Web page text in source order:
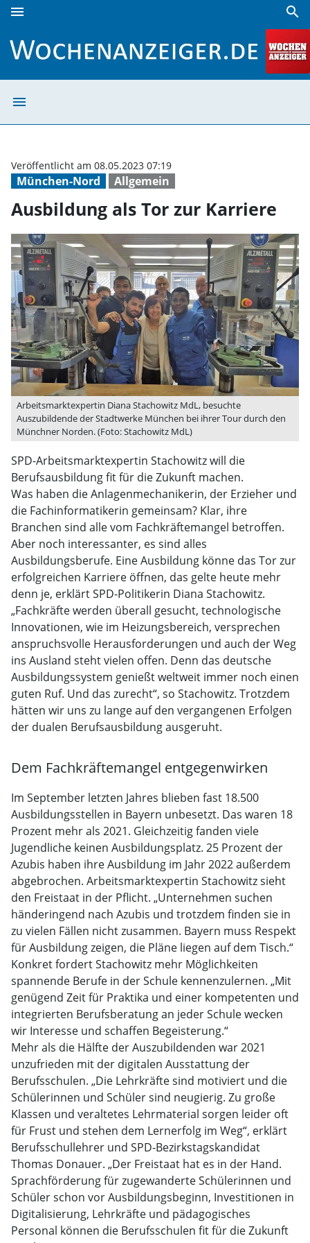
menu search
menu
München-Nord Allgemein
Veröffentlicht am 08.05.2023 07:19
Ausbildung als Tor zur Karriere
Arbeitsmarktexpertin Diana Stachowitz MdL, besuchte
Auszubildende der Stadtwerke München bei ihrer Tour durch den
Münchner Norden. (Foto: Stachowitz MdL)
SPD-Arbeitsmarktexpertin Stachowitz will die
Berufsausbildung fit für die Zukunft machen.
Was haben die Anlagenmechanikerin, der Erzieher und
die Fachinformatikerin gemeinsam? Klar, ihre
Branchen sind alle vom Fachkräftemangel betroffen.
Aber noch interessanter, es sind alles
Ausbildungsberufe. Eine Ausbildung könne das Tor zur
erfolgreichen Karriere öffnen, das gelte heute mehr
denn je, erklärt SPD-Politikerin Diana Stachowitz.
„Fachkräfte werden überall gesucht, technologische
Innovationen, wie im Heizungsbereich, versprechen
anspruchsvolle Herausforderungen und auch der Weg
ins Ausland steht vielen offen. Denn das deutsche
Ausbildungssystem genießt weltweit immer noch einen
guten Ruf. Und das zurecht“, so Stachowitz. Trotzdem
hätten wir uns zu lange auf den vergangenen Erfolgen
der dualen Berufsausbildung ausgeruht.
Dem Fachkräftemangel entgegenwirken
Im September letzten Jahres blieben fast 18.500
Ausbildungsstellen in Bayern unbesetzt. Das waren 18
Prozent mehr als 2021. Gleichzeitig fanden viele
Jugendliche keinen Ausbildungsplatz. 25 Prozent der
Azubis haben ihre Ausbildung im Jahr 2022 außerdem
abgebrochen. Arbeitsmarktexpertin Stachowitz sieht
den Freistaat in der Pflicht. „Unternehmen suchen
händeringend nach Azubis und trotzdem finden sie in
zu vielen Fällen nicht zusammen. Bayern muss Respekt
für Ausbildung zeigen, die Pläne liegen auf dem Tisch.“
Konkret fordert Stachowitz mehr Möglichkeiten
spannende Berufe in der Schule kennenzulernen. „Mit
genügend Zeit für Praktika und einer kompetenten und
integrierten Berufsberatung an jeder Schule wecken
wir Interesse und schaffen Begeisterung.“
Mehr als die Hälfte der Auszubildenden war 2021
unzufrieden mit der digitalen Ausstattung der
Berufsschulen. „Die Lehrkräfte sind motiviert und die
Schülerinnen und Schüler sind neugierig. Zu große
Klassen und veraltetes Lehrmaterial sorgen leider oft
für Frust und stehen dem Lernerfolg im Weg“, erklärt
Berufsschullehrer und SPD-Bezirkstagskandidat
Thomas Donauer. „Der Freistaat hat es in der Hand.
Sprachförderung für zugewanderte Schülerinnen und
Schüler schon vor Ausbildungsbeginn, Investitionen in
Digitalisierung, Lehrkräfte und pädagogisches
Personal können die Berufsschulen fit für die Zukunft